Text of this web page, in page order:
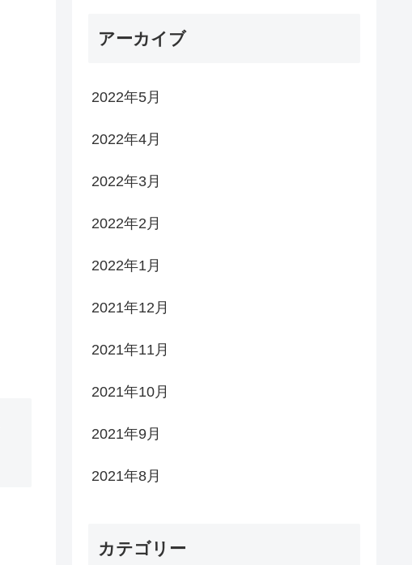
アーカイブ
2022年5月
2022年4月
2022年3月
2022年2月
2022年1月
2021年12月
2021年11月
2021年10月
2021年9月
2021年8月
カテゴリー